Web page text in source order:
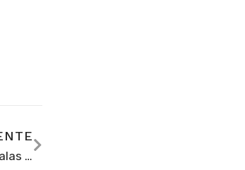
¿Conoce un colegio público con muy malas condiciones en su infraestructura? Postúlelo